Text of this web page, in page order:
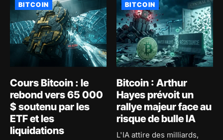
BITCOIN
Cours Bitcoin : le
rebond vers 65 000
$ soutenu par les
ETF et les
liquidations
BITCOIN
Bitcoin : Arthur
Hayes prévoit un
rallye majeur face au
risque de bulle IA
L'IA attire des milliards,